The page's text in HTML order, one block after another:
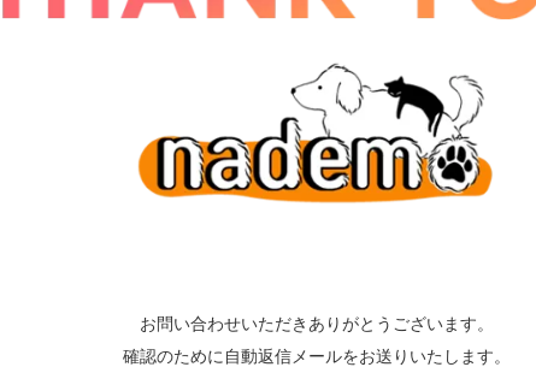
お問い合わせいただきありがとうございます。
確認のために自動返信メールをお送りいたします。